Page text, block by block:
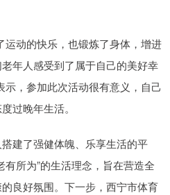
运动的快乐，也锻炼了身体，增进
年人感受到了属于自己的美好幸
示，参加此次活动很有意义，自己
过晚年生活。
建了强健体魄、乐享生活的平
所为”的生活理念，旨在营造全
良好氛围。下一步，西宁市体育